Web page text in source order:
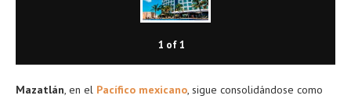
1 of1
Mazatlán, en el Pacífico mexicano, sigue consolidándose como